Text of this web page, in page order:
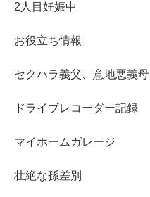
2人目妊娠中
お役立ち情報
セクハラ義父、意地悪義母
ドライブレコーダー記録
マイホームガレージ
壮絶な孫差別